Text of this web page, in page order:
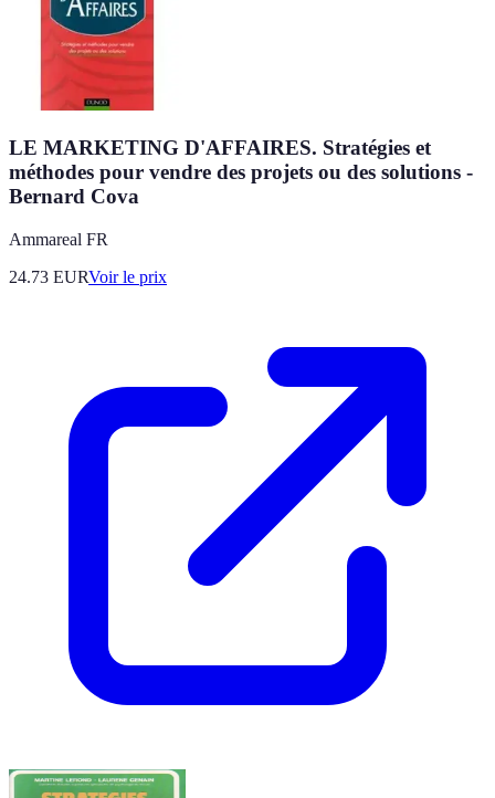
LE MARKETING D'AFFAIRES. Stratégies et
méthodes pour vendre des projets ou des solutions -
Bernard Cova
Ammareal FR
24.73 EURVoir le prix